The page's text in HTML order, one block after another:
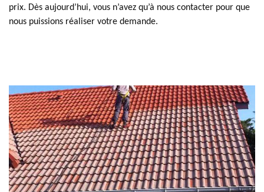
prix. Dès aujourd’hui, vous n’avez qu’à nous contacter pour que
nous puissions réaliser votre demande.